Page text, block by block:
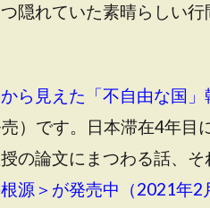
隠れていた素晴らしい
から見えた「不自由な国
売）です。日本滞在4年
の論文にまつわる話、
源＞が発売中（2021年2